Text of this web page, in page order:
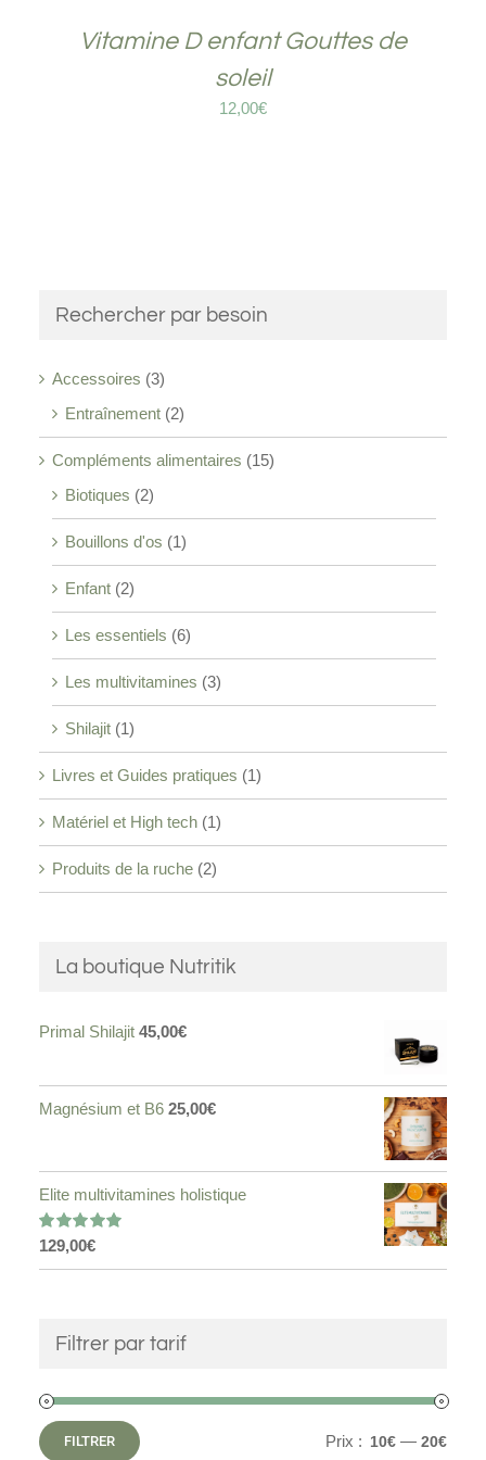
Vitamine D enfant Gouttes de
soleil
12,00€
Rechercher par besoin
Accessoires (3)
Entraînement (2)
Compléments alimentaires (15)
Biotiques (2)
Bouillons d'os (1)
Enfant (2)
Les essentiels (6)
Les multivitamines (3)
Shilajit (1)
Livres et Guides pratiques (1)
Matériel et High tech (1)
Produits de la ruche (2)
La boutique Nutritik
Primal Shilajit 45,00€
Magnésium et B6 25,00€
Elite multivitamines holistique
Note5.00
129,00€
Filtrer par tarif
Prix
Prix
FILTRER Prix : 10€ — 20€